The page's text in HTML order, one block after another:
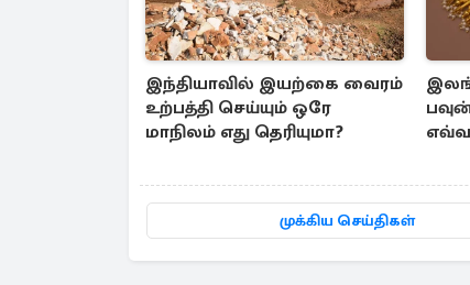
இந்தியாவில் இயற்கை வைரம்
உற்பத்தி செய்யும் ஒரே
மாநிலம் எது தெரியுமா?
முக்கிய செய்திகள்